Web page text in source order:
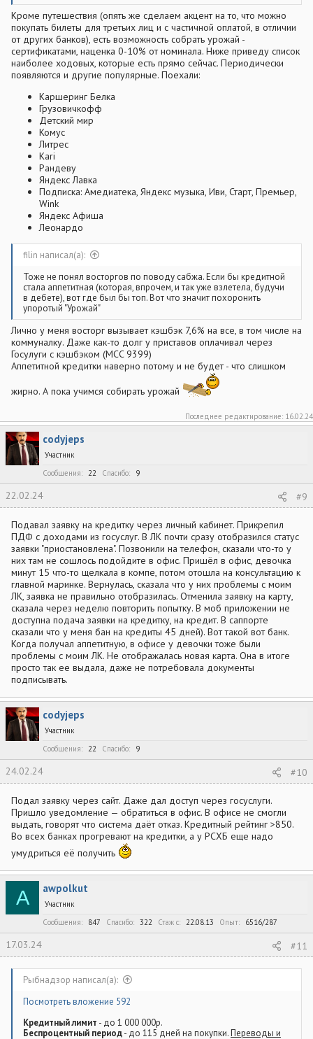
Кроме путешествия (опять же сделаем акцент на то, что можно
покупать билеты для третьих лиц и с частичной оплатой, в отличии
от других банков), есть возможность собрать урожай -
сертификатами, наценка 0-10% от номинала. Ниже приведу список
наиболее ходовых, которые есть прямо сейчас. Периодически
появляются и другие популярные. Поехали:
Каршеринг Белка
Грузовичкофф
Детский мир
Комус
Литрес
Kari
Рандеву
Яндекс Лавка
Подписка: Амедиатека, Яндекс музыка, Иви, Старт, Премьер,
Wink
Яндекс Афиша
Леонардо
filin написал(а):
Тоже не понял восторгов по поводу сабжа. Если бы кредитной
стала аппетитная (которая, впрочем, и так уже взлетела, будучи
в дебете), вот где был бы топ. Вот что значит похоронить
упоротый "Урожай"
Лично у меня восторг вызывает кэшбэк 7,6% на все, в том числе на
коммуналку. Даже как-то долг у приставов оплачивал через
Госулуги с кэшбэком (MCC 9399)
Аппетитной кредитки наверно потому и не будет - что слишком
жирно. А пока учимся собирать урожай
Последнее редактирование: 16.02.24
codyjeps
Участник
Сообщения
22 Спасибо 9
22.02.24 #9
Подавал заявку на кредитку через личный кабинет. Прикрепил
ПДФ с доходами из госуслуг. В ЛК почти сразу отобразился статус
заявки "приостановлена". Позвонили на телефон, сказали что-то у
них там не сошлось подойдите в офис. Пришёл в офис, девочка
минут 15 что-то щелкала в компе, потом отошла на консультацию к
главной маринке. Вернулась, сказала что у них проблемы с моим
ЛК, заявка не правильно отобразилась. Отменила заявку на карту,
сказала через неделю повторить попытку. В моб приложении не
доступна подача заявки на кредитку, на кредит. В саппорте
сказали что у меня бан на кредиты 45 дней). Вот такой вот банк.
Когда получал аппетитную, в офисе у девочки тоже были
проблемы с моим ЛК. Не отображалась новая карта. Она в итоге
просто так ее выдала, даже не потребовала документы
подписывать.
codyjeps
Участник
Сообщения
22 Спасибо 9
24.02.24 #10
Подал заявку через сайт. Даже дал доступ через госуслуги.
Пришло уведомление — обратиться в офис. В офисе не смогли
выдать, говорят что система даёт отказ. Кредитный рейтинг >850.
Во всех банках прогревают на кредитки, а у РСХБ еще надо
умудриться её получить
A awpolkut
Участник
Сообщения
847 Спасибо 322 Стаж c 22.08.13 Опыт 6516/287
17.03.24 #11
Рыбнадзор написал(а):
Посмотреть вложение 592
Кредитный лимит - до 1 000 000р.
Беспроцентный период- до 115 дней на покупки.Переводы и